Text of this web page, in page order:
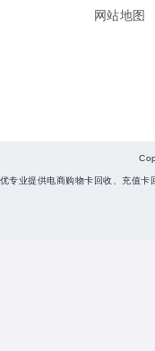
网站地图
专业提供电商购物卡回收、充值